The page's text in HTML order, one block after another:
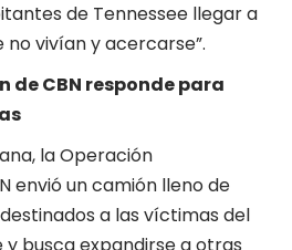
de Tennessee llegar a
vivían y acercarse”.
de CBN responde para
la Operación
envió un camión lleno de
a las víctimas del